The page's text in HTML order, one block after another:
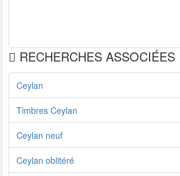
RECHERCHES ASSOCIÉES
Ceylan
Timbres Ceylan
Ceylan neuf
Ceylan oblitéré